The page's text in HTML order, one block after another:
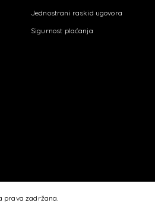
Jednostrani raskid ugovora
Sigurnost plaćanja
prava zadržana.